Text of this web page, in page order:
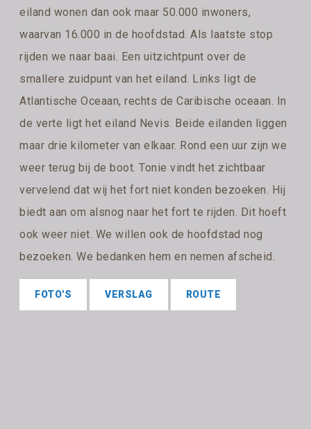
eiland wonen dan ook maar 50.000 inwoners,
waarvan 16.000 in de hoofdstad. Als laatste stop
rijden we naar baai. Een uitzichtpunt over de
smallere zuidpunt van het eiland. Links ligt de
Atlantische Oceaan, rechts de Caribische oceaan. In
de verte ligt het eiland Nevis. Beide eilanden liggen
maar drie kilometer van elkaar. Rond een uur zijn we
weer terug bij de boot. Tonie vindt het zichtbaar
vervelend dat wij het fort niet konden bezoeken. Hij
biedt aan om alsnog naar het fort te rijden. Dit hoeft
ook weer niet. We willen ook de hoofdstad nog
bezoeken. We bedanken hem en nemen afscheid.
FOTO'S VERSLAG ROUTE